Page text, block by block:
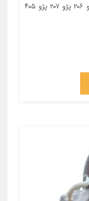
جنس ویسکوز مناسب برای خودرو پژو ۲۰۶ پژو ۲۰۷ پژو ۴۰۵